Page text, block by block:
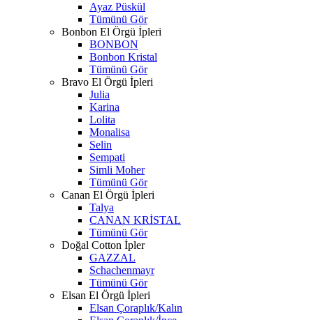
Ayaz Püskül
Tümünü Gör
Bonbon El Örgü İpleri
BONBON
Bonbon Kristal
Tümünü Gör
Bravo El Örgü İpleri
Julia
Karina
Lolita
Monalisa
Selin
Sempati
Simli Moher
Tümünü Gör
Canan El Örgü İpleri
Talya
CANAN KRİSTAL
Tümünü Gör
Doğal Cotton İpler
GAZZAL
Schachenmayr
Tümünü Gör
Elsan El Örgü İpleri
Elsan Çoraplık/Kalın